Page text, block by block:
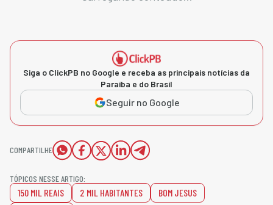
Siga o ClickPB no Google e receba as principais notícias da
Paraíba e do Brasil
Seguir no Google
COMPARTILHE
TÓPICOS NESSE ARTIGO:
150 MIL REAIS 2 MIL HABITANTES
BOM JESUS